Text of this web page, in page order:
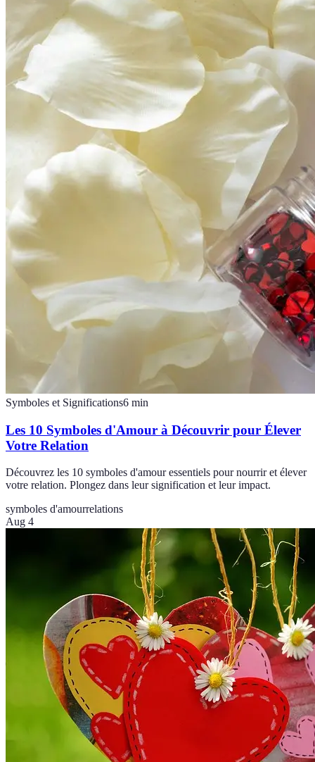
Symboles et Significations6 min
Les 10 Symboles d'Amour à Découvrir pour Élever
Votre Relation
Découvrez les 10 symboles d'amour essentiels pour nourrir et élever
votre relation. Plongez dans leur signification et leur impact.
symboles d'amourrelations
Aug 4